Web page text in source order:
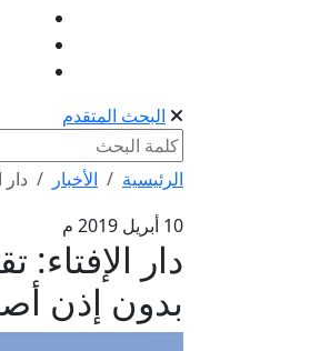
البحث المتقدم
الرئيسية الأخبار
دار
10 أبريل 2019 م
دار الإفتاء:
بدون إذن